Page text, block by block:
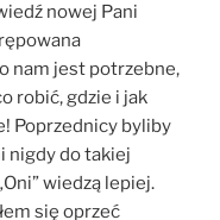
nowej Pani
nam jest potrzebne,
robić, gdzie i jak
Poprzednicy byliby
nigdy do takiej
wiedzą lepiej.
się oprzeć